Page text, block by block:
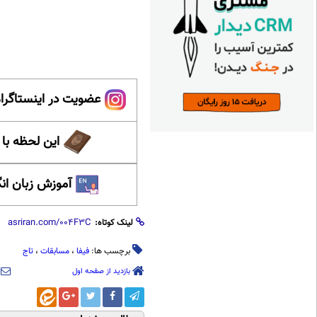
عضویت در
این لحظه
آموزش زبان
لینک کوتاه:
برچسب ها: فیفا ، مسابقات ، تاج
بازدید از صفحه اول